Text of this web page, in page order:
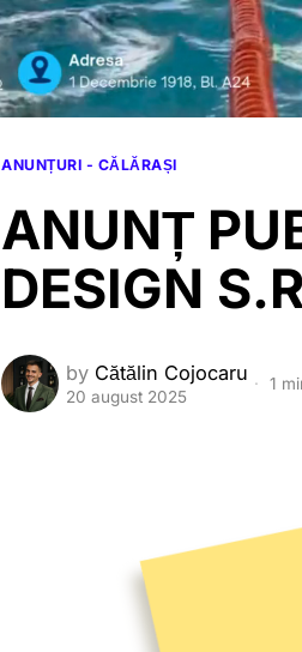
ANUNȚURI - CĂLĂRAȘI
ANUNȚ
DESIGN
by Cătălin Cojocaru
20 august 2025
1